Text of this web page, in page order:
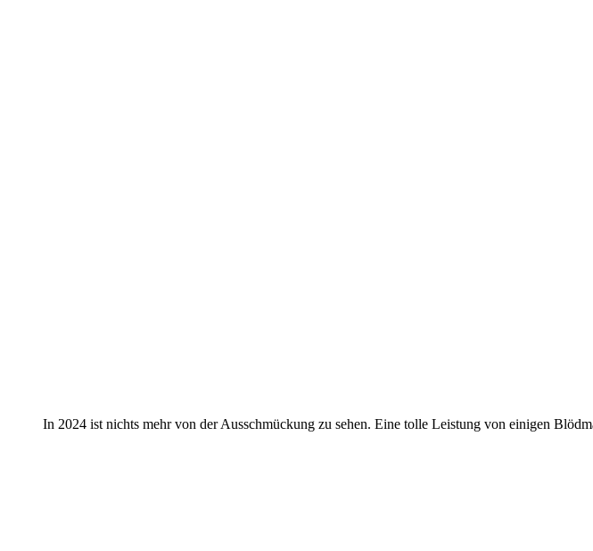
In 2024 ist nichts mehr von der Ausschmückung zu sehen. Eine tolle Leistung von einigen